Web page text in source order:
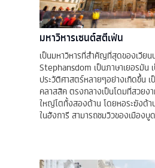
มหาวิหารเซนต์สตีเฟ่น
เป็นมหาวิหารที่สำคัญที่สุดของเวีย
Stephansdom เป็นภาษาเยอรมัน
ประวัติศาสตร์หลายๆอย่างเกิดขึ้น
คลาสสิค ตรงกลางเป็นโดมที่สวยง
ใหญ่โตทั้งสองด้าน โดยหอระฆังด้
ในฮังการี สามารถชมวิวของเมือง